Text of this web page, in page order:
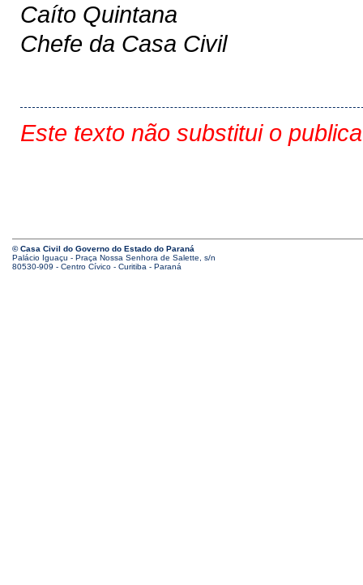
Caíto Quintana
Chefe da Casa Civil
Este texto não substitui o
© Casa Civil do Governo do Estado do Paraná
Palácio Iguaçu - Praça Nossa Senhora de Salette, s/n
80530-909 - Centro Cívico - Curitiba - Paraná